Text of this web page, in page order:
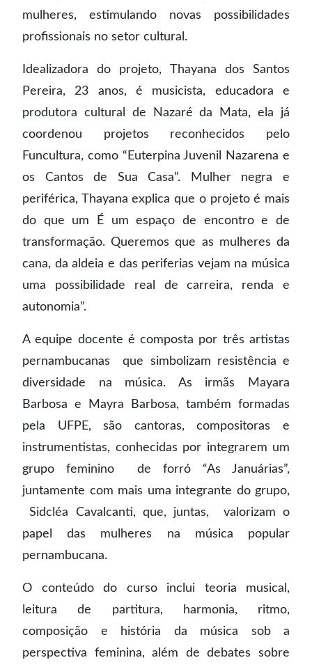
mulheres, estimulando novas possibilidades
profissionais no setor cultural.
Idealizadora do projeto, Thayana dos Santos
Pereira, 23 anos, é musicista, educadora e
produtora cultural de Nazaré da Mata, ela já
coordenou projetos reconhecidos pelo
Funcultura, como “Euterpina Juvenil Nazarena e
os Cantos de Sua Casa”. Mulher negra e
periférica, Thayana explica que o projeto é mais
do que um É um espaço de encontro e de
transformação. Queremos que as mulheres da
cana, da aldeia e das periferias vejam na música
uma possibilidade real de carreira, renda e
autonomia”.
A equipe docente é composta por três artistas
pernambucanas que simbolizam resistência e
diversidade na música. As irmãs Mayara
Barbosa e Mayra Barbosa, também formadas
pela UFPE, são cantoras, compositoras e
instrumentistas, conhecidas por integrarem um
grupo feminino de forró “As Januárias”,
juntamente com mais uma integrante do grupo,
Sidcléa Cavalcanti, que, juntas, valorizam o
papel das mulheres na música popular
pernambucana.
O conteúdo do curso inclui teoria musical,
leitura de partitura, harmonia, ritmo,
composição e história da música sob a
perspectiva feminina, além de debates sobre